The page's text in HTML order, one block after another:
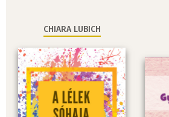
CHIARA LUBICH